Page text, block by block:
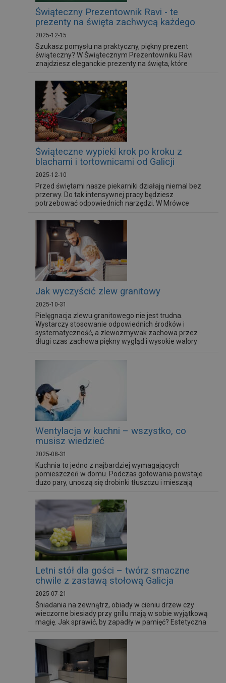
Świąteczny Prezentownik Ravi - te
prezenty na święta zachwycą każdego
2025-12-15
Szukasz pomysłu na praktyczny, piękny prezent
świąteczny? W Świątecznym Prezentowniku Ravi
znajdziesz eleganckie prezenty na święta, które
zestaw starannie wybranych produktów - od
świątecznych kubków po naczynia do pieczenia i
dekoracje stołu - idealne na zestaw pod choinkę!
Świąteczne wypieki krok po kroku z
blachami i tortownicami od Galicji
2025-12-10
Przed świętami nasze piekarniki działają niemal bez
przerwy. Do tak intensywnej pracy będziesz
potrzebować odpowiednich narzędzi. W Mrówce
ułatwią Ci zorganizowanie smakowitych świąt! Ale
kiedy sięgnąć po blachę, a kiedy po tortownicę? Czym
się różnią? Dziś Ci to dokładnie wyjaśnimy.
Jak wyczyścić zlew granitowy
2025-10-31
Pielęgnacja zlewu granitowego nie jest trudna.
Wystarczy stosowanie odpowiednich środków i
systematyczność, a zlewozmywak zachowa przez
długi czas zachowa piękny wygląd i wysokie walory
Wentylacja w kuchni – wszystko, co
musisz wiedzieć
2025-08-31
Kuchnia to jedno z najbardziej wymagających
pomieszczeń w domu. Podczas gotowania powstaje
dużo pary, unoszą się drobinki tłuszczu i mieszają
powietrza szybko dochodzi do zawilgocenia,
odkładania się osadów na meblach i problemów z
mikroklimatem. Dlatego wentylacja w kuchni jest tak
istotna – zapewnia właściwe warunki do
codziennego...
Letni stół dla gości – twórz smaczne
chwile z zastawą stołową Galicja
2025-07-21
Śniadania na zewnątrz, obiady w cieniu drzew czy
wieczorne biesiady przy grillu mają w sobie wyjątkową
magię. Jak sprawić, by zapadły w pamięć? Estetyczna
spotkania. Dziś przedstawiamy Ci kilka propozycji z
oferty marki Galicja, które znakomicie wpisują się w
wakacyjny nastrój.